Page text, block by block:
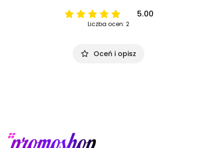
5.00
Liczba ocen: 2
Oceń i opisz